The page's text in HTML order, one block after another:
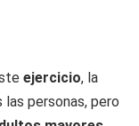
ejercicio, la
personas, pero